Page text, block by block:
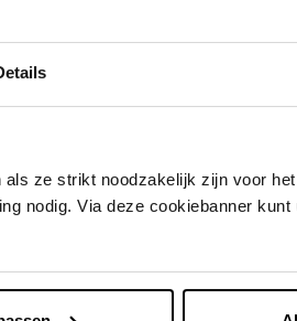
ze strikt noodzakelijk zijn voor
nodig. Via deze cookiebanner
?